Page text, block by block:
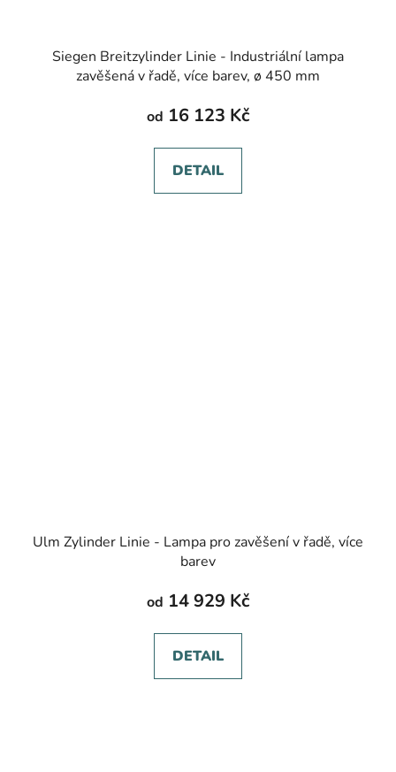
Siegen Breitzylinder Linie - Industriální lampa
zavěšená v řadě, více barev, ø 450 mm
od 16 123 Kč
DETAIL
Ulm Zylinder Linie - Lampa pro zavěšení v řadě, více
barev
od 14 929 Kč
DETAIL